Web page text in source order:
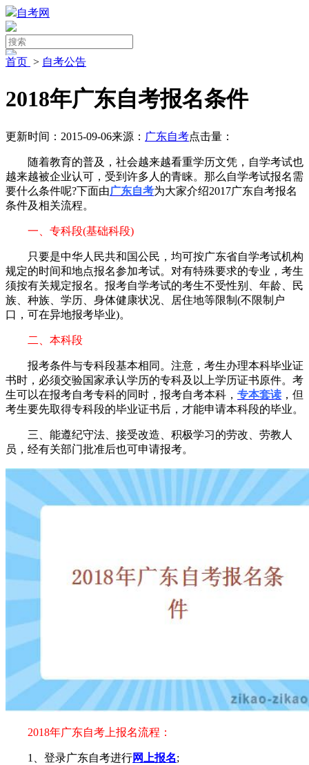
自考网
首页 > 自考公告
2018年广东自考报名条件
更新时间：2015-09-06来源： 广东自考点击量：
随着教育的普及，社会越来越看重学历文凭，自学考试也
越来越被企业认可，受到许多人的青睐。那么自学考试报名需
要什么条件呢?下面由广东自考为大家介绍2017广东自考报名
条件及相关流程。
一、专科段(基础科段)
只要是中华人民共和国公民，均可按广东省自学考试机构
规定的时间和地点报名参加考试。对有特殊要求的专业，考生
须按有关规定报名。报考自学考试的考生不受性别、年龄、民
族、种族、学历、身体健康状况、居住地等限制(不限制户
口，可在异地报考毕业)。
二、本科段
报考条件与专科段基本相同。注意，考生办理本科毕业证
书时，必须交验国家承认学历的专科及以上学历证书原件。考
生可以在报考自考专科的同时，报考自考本科， 专本套读 ，但
考生要先取得专科段的毕业证书后，才能申请本科段的毕业。
三、能遵纪守法、接受改造、积极学习的劳改、劳教人
员，经有关部门批准后也可申请报考。
2018年广东自考上报名流程：
1、登录广东自考进行网上报名;